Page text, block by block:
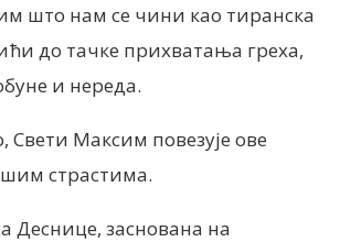
што нам се чини као тиранска
до тачке прихватања греха,
и нереда.
Свети Максим повезује ове
страстима.
Деснице, заснована на